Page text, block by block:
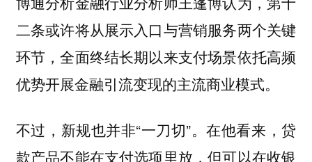
二条或许将从展示入口与营销服务两个关键
环节，全面终结长期以来支付场景依托高频
优势开展金融引流变现的主流商业模式。
不过，新规也并非“一刀切”。在他看来，贷
款产品不能在支付选项里放，但可以在收银